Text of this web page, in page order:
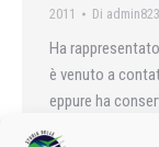
2011 Di
Ha
è venuto a
eppure ha
modestia,